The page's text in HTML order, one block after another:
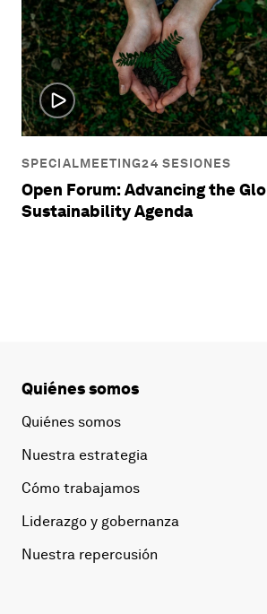
SPECIALMEETING24 SESIONES
Open Forum: Advancing the
Sustainability Agenda
Quiénes somos
Quiénes somos
Nuestra estrategia
Cómo trabajamos
Liderazgo y gobernanza
Nuestra repercusión